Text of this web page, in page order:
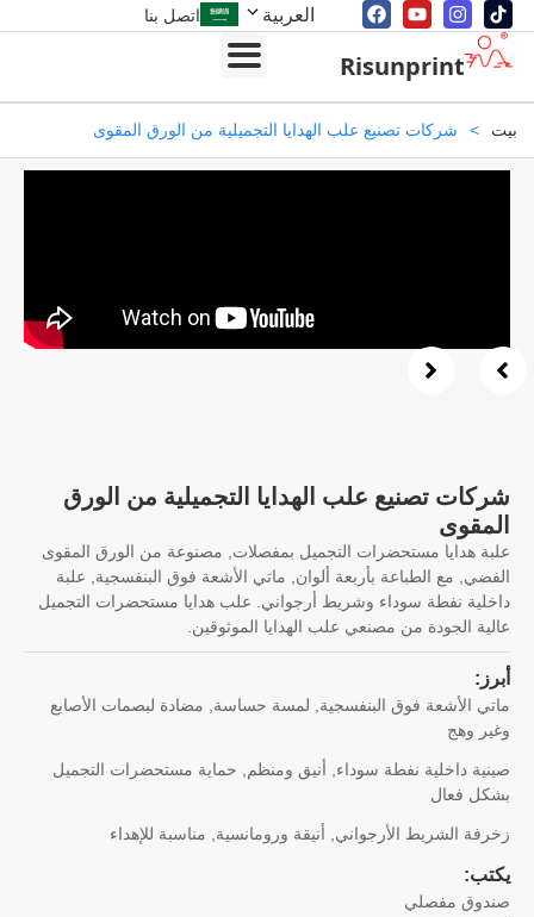
العربية اتصل بنا
Risunprint
> شركات تصنيع علب الهدايا التجميلية من الورق المقوى
تصنيع علب الهدايا التجميلية من الورق
هدايا مستحضرات التجميل بمفصلات, مصنوعة من الورق المقوى
مع الطباعة بأربعة ألوان, ماتي الأشعة فوق البنفسجية, علبة
نفطة سوداء وشريط أرجواني. علب هدايا مستحضرات التجميل
الجودة من مصنعي علب الهدايا الموثوقين.
الأشعة فوق البنفسجية, لمسة حساسة, مضادة لبصمات الأصابع
وهج
داخلية نفطة سوداء, أنيق ومنظم, حماية مستحضرات التجميل
فعال
الشريط الأرجواني, أنيقة ورومانسية, مناسبة للإهداء
مفصلي